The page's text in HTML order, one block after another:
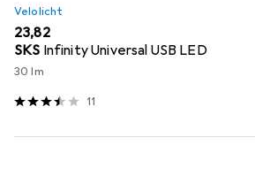
Velolicht
EUR
23,82
SKS Infinity Universal USB LED
30 lm
11